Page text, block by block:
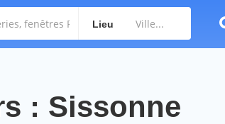
Lieu
: Sissonne